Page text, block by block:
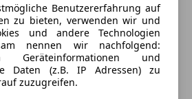
Benutzererfahrung auf
zu bieten, verwenden wir und
und andere Technologien
nennen wir nachfolgend:
Geräteinformationen und
Daten (z.B. IP Adressen) zu
zuzugreifen.